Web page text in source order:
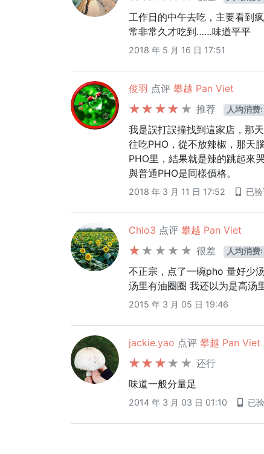
工作日的中午去吃，主要看到
常非常久才吃到……味道平平
2018 年 5 月 16 日 17:51
俊羽 点评 攀越 Pan Viet
推荐
人均消费
我是誤打誤撞找到這家店，那
往吃PHO，從不放辣椒，那天
PHO里，結果就是辣的跳起來
與普通PHO是同樣價格。
2018 年 3 月 11 日 17:52 已
Chlo3 点评 攀越 Pan Viet
很差
人均消费
不正宗，点了一碗pho 量好少
汤里有油圈圈 我还以为是高汤
2015 年 3 月 05 日 19:46
jackie.yao 点评 攀越 Pan Viet
还行
味道一般分量足
2014 年 3 月 03 日 01:10 已